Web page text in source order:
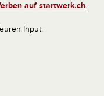
auf startwerk.ch.
Input.